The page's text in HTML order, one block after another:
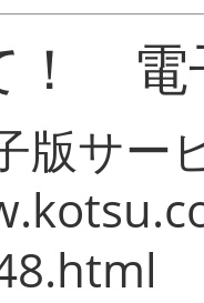
！ 電
版サー